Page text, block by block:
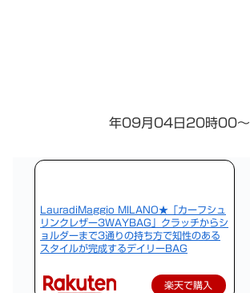
年09月04日20時00〜
LauradiMaggio MILANO★「カーフシュ
リンクレザー3WAYBAG」クラッチからシ
ョルダーまで3通りの持ち方で知性のある
スタイルが完成するデイリーBAG
楽天で購入